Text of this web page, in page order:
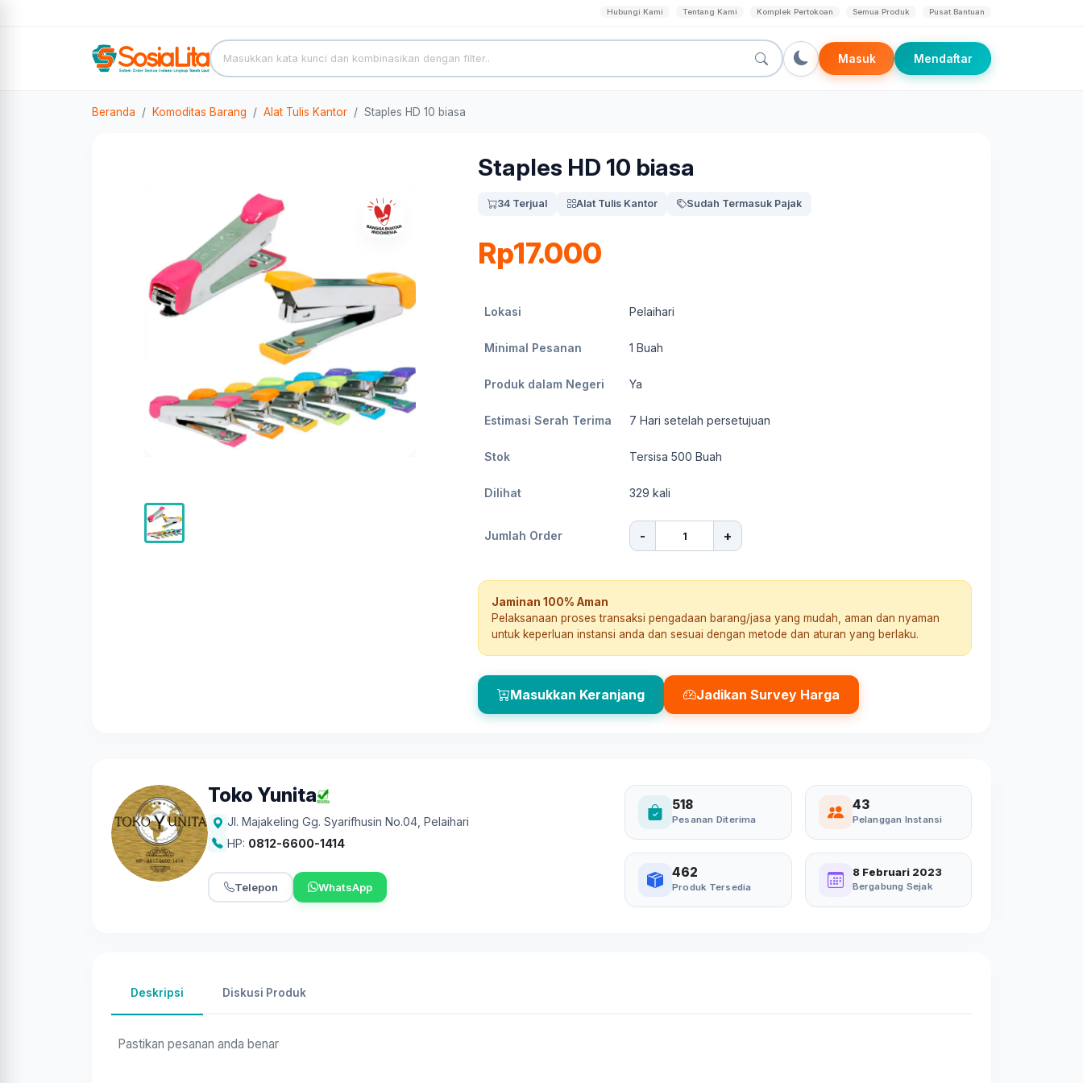
Hubungi Kami Tentang Kami Komplek Pertokoan Semua Produk Pusat Bantuan
Masuk Mendaftar
Beranda Komoditas Barang Alat Tulis Kantor Staples HD 10 biasa
Staples HD 10 biasa
34 Terjual Alat Tulis Kantor Sudah Termasuk Pajak
Rp17.000
Lokasi Pelaihari
Minimal Pesanan 1 Buah
Produk dalam Negeri Ya
Estimasi Serah Terima 7 Hari setelah persetujuan
Stok Tersisa 500 Buah
Dilihat 329 kali
Jumlah Order - +
Jaminan 100% Aman
Pelaksanaan proses transaksi pengadaan barang/jasa yang mudah, aman dan nyaman
untuk keperluan instansi anda dan sesuai dengan metode dan aturan yang berlaku.
Masukkan Keranjang Jadikan Survey Harga
Toko Yunita
Jl. Majakeling Gg. Syarifhusin No.04 Pelaihari
HP: 0812-6600-1414
Telepon WhatsApp
518
Pesanan Diterima
43
Pelanggan Instansi
462
Produk Tersedia
8 Februari 2023
Bergabung Sejak
Deskripsi Diskusi Produk
Pastikan pesanan anda benar